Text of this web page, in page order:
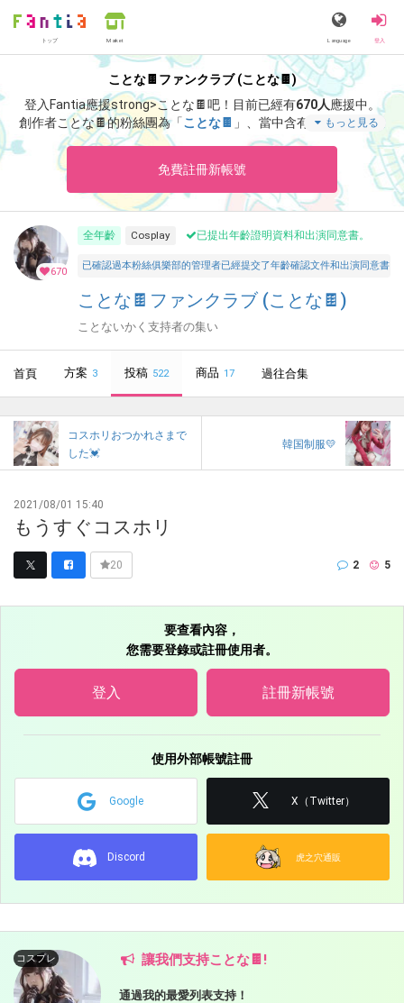
トップ Market Language 登入
ことな🍫ファンクラブ (ことな🍫)
登入Fantia應援strong>ことな🍫吧！ 目前已經有670人 應援中。
創作者ことな🍫的粉絲團為「ことな🍫 」、當中含有「 えちえち動
画たち💙」等非常獨特的內容滿足您的視覺感官享受。
もっと見る
免費註冊新帳號
670
全年齡 Cosplay 已提出年齡證明資料和出演同意書。
已確認過本粉絲俱樂部的管理者已經提交了年齡確認文件和出演同意
ことな🍫ファンクラブ (ことな🍫)
ことないかく支持者の集い
首頁 方案 3 投稿 522 商品 17 過往合集
コスホリおつかれさまで
した💓
韓国制服💛
2021/08/01 15:40
もうすぐコスホリ
20 2 5
要查看內容，
您需要登錄或註冊使用者。
登入 註冊新帳號
使用外部帳號註冊
Google X（Twitter）
Discord 虎之穴通販
コスプレ 讓我們支持ことな🍫!
通過我的最愛列表支持！